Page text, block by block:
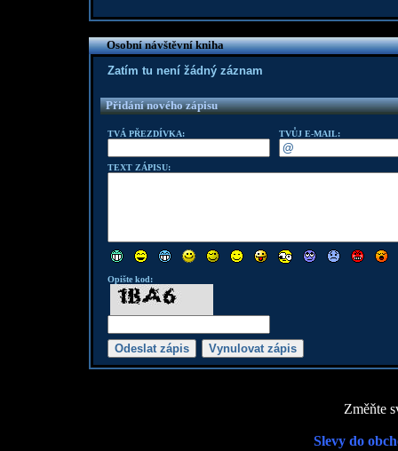
Osobní návštěvní kniha
Zatím tu není žádný záznam
Přidání nového zápisu
TVÁ PŘEZDÍVKA: TVŮJ E-MAIL:
TEXT ZÁPISU:
Opište kod:
Změňte
Slevy do